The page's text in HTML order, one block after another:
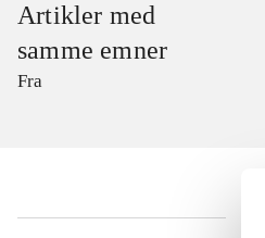
Artikler med
samme emner
Fra